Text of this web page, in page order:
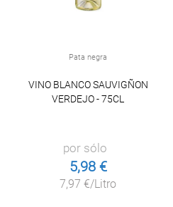
Pata negra
VINO BLANCO SAUVIGÑON
VERDEJO - 75CL
por sólo
5,98 €
7,97 €/Litro